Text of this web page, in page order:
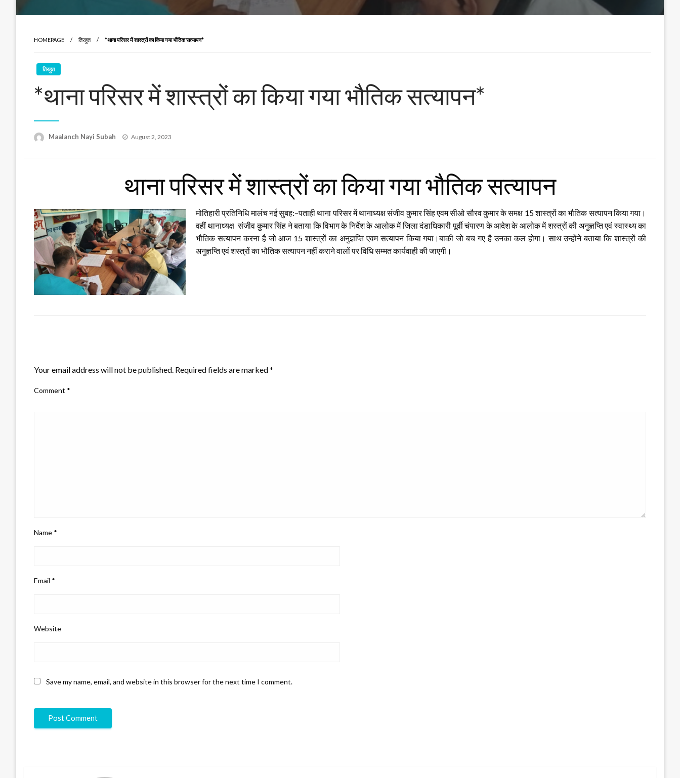
HOMEPAGE तिरहुत *थाना परिसर में शास्त्रों का किया गया भौतिक सत्यापन*
तिरहुत
*थाना परिसर में शास्त्रों का किया गया भौतिक सत्यापन*
Maalanch Nayi Subah
Posted
August 2, 2023
थाना परिसर में शास्त्रों का किया गया भौतिक सत्यापन
मोतिहारी प्रतिनिधि मालंच नई सुबह:–पताही थाना परिसर में थानाध्यक्ष संजीव कुमार सिंह एवम सीओ सौरव कुमार के समक्ष 15 शास्त्रों का भौतिक सत्यापन किया गया।
वहीं थानाध्यक्ष संजीव कुमार सिंह ने बताया कि विभाग के निर्देश के आलोक में जिला दंडाधिकारी पूर्वी चंपारण के आदेश के आलोक में शस्त्रों की अनुज्ञप्ति एवं स्वास्थ्य का
भौतिक सत्यापन करना है जो आज 15 शास्त्रों का अनुज्ञप्ति एवम सत्यापन किया गया।बाकी जो बच गए है उनका कल होगा। साथ उन्होंने बताया कि शास्त्रों की
अनुज्ञप्ति एवं शस्त्रों का भौतिक सत्यापन नहीं कराने वालों पर विधि सम्मत कार्यवाही की जाएगी।
Your email address will not be published. Required fields are marked*
Comment *
Name *
Email *
Website
Save my name, email, and website in this browser for the next time I comment.